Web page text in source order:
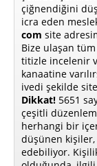
çiğnendiğini
icra eden
com site
Bize ulaşan
titizle incelenir
kanaatine
ivedi şekilde
Dikkat! 5651
çeşitli
herhangi bir
düşünen kişiler,
edebiliyor.